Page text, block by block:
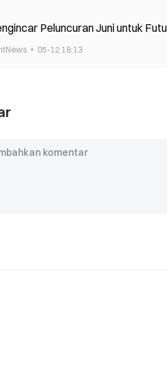
Peluncuran Juni untuk
05-12 18:13